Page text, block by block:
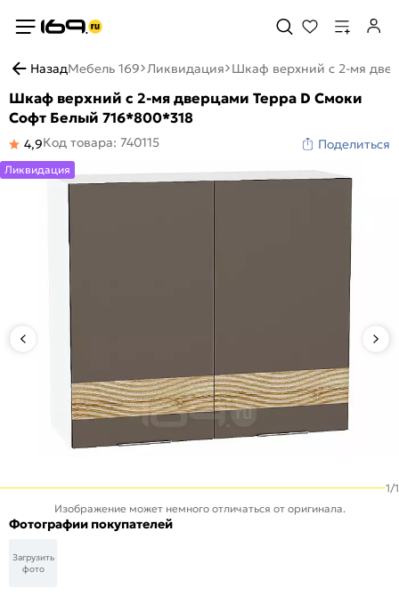
НазадМебель 169 Ликвидация Шкаф верхний с 2-мя
Шкаф верхний с 2-мя дверцами Терра D Смоки
Софт Белый 716*800*318
4,9Код товара: 740115 Поделиться
1/1
Ликвидация
Изображение может немного отличаться от оригинала.
Фотографии покупателей
Загрузить
фото